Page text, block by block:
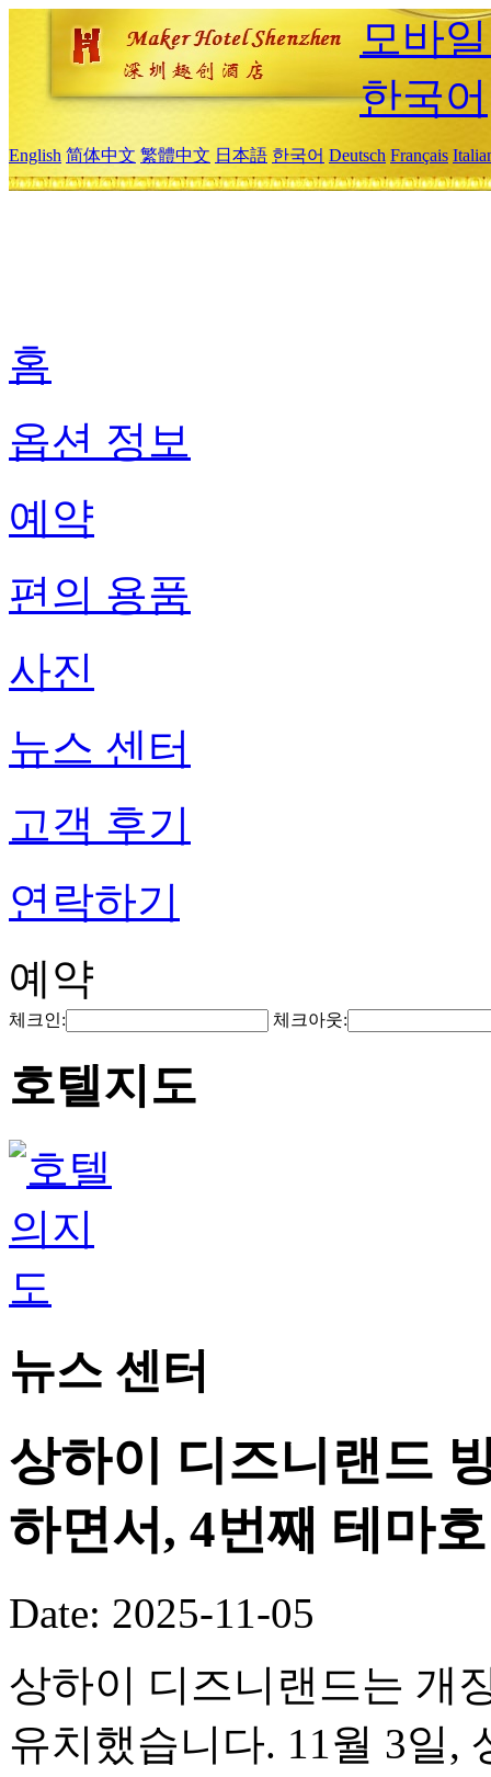
모바
한국어
English 简体中文 繁體中文 日本語 한국어 Deutsch Français
홈
옵션 정보
예약
편의 용품
사진
뉴스 센터
고객 후기
연락하기
예약
체크인: 체크아웃:
호텔지도
뉴스 센터
상하이 디즈니랜드
하면서, 4번째 테마
Date: 2025-11-05
상하이 디즈니랜드는 개
유치했습니다. 11월 3일,